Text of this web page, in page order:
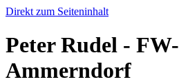
Direkt zum Seiteninhalt
Peter Rudel - FW-
Ammerndorf